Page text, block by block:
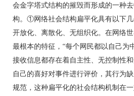
会金字塔式结构的摧毁而形成的一种
构。①网络社会结构扁平化具有以下几
开放化、离散化、无组织化。在网络
最根本的特征，“每个网民都以自己为
接收信息都存在着自主性、无控制性
自己的喜好对事件进行评价，其行为
规范，这种扁平化的社会结构机制在